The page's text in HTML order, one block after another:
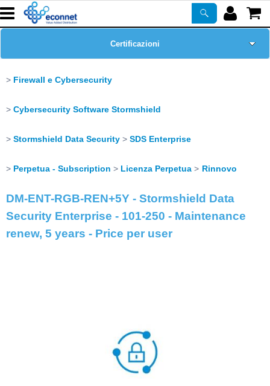
Chi siamo
Prodotti
Corsi
ASSISTENZA
Certificazioni
Newsletter
Firewall e Cybersecurity
Cybersecurity Software Stormshield
Stormshield Data Security SDS Enterprise
Perpetua - Subscription Licenza Perpetua Rinnovo
DM-ENT-RGB-REN+5Y - Stormshield Data
Security Enterprise - 101-250 - Maintenance
renew, 5 years - Price per user